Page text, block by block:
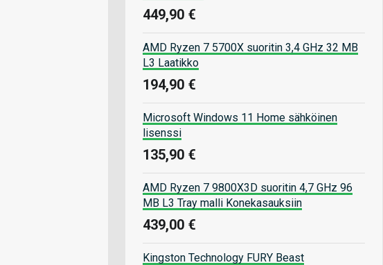
449,90 €
AMD Ryzen 7 5700X suoritin 3,4 GHz 32 MB
L3 Laatikko
194,90 €
Microsoft Windows 11 Home sähköinen
lisenssi
135,90 €
AMD Ryzen 7 9800X3D suoritin 4,7 GHz 96
MB L3 Tray malli Konekasauksiin
439,00 €
Kingston Technology FURY Beast